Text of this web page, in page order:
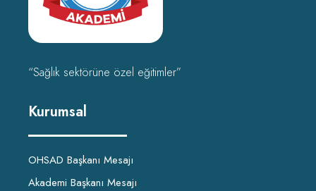
“Sağlık sektörüne özel eğitimler”
Kurumsal
OHSAD Başkanı Mesajı
Akademi Başkanı Mesajı